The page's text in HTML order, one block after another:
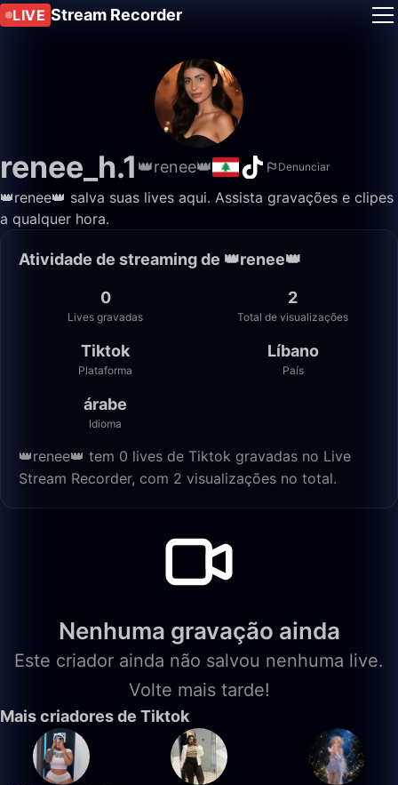
LIVE Stream Recorder
renee_h.1 👑renee👑 Denunciar
👑renee👑 salva suas lives aqui. Assista gravações e clipes
a qualquer hora.
Atividade de streaming de 👑renee👑
0
Lives gravadas
2
Total de visualizações
Tiktok
Plataforma
Líbano
País
árabe
Idioma
👑renee👑 tem 0 lives de Tiktok gravadas no Live
Stream Recorder, com 2 visualizações no total.
Nenhuma gravação ainda
Este criador ainda não salvou nenhuma live.
Volte mais tarde!
Mais criadores de Tiktok